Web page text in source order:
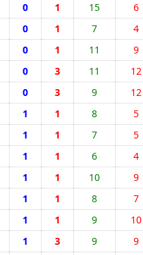
0 1 15 6
0 1 7 4
0 1 11 9
0 3 11 12
0 3 9 12
1 1 8 5
1 1 7 5
1 1 6 4
1 1 10 9
1 1 8 7
1 1 9 10
1 3 9 9